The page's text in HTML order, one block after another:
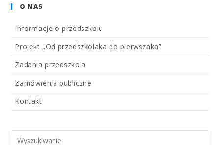
O NAS
Informacje o przedszkolu
Projekt „Od przedszkolaka do pierwszaka”
Zadania przedszkola
Zamówienia publiczne
Kontakt